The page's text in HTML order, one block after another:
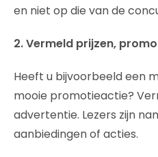
en niet op die van de
2. Vermeld prijzen,
Heeft u bijvoorbeeld een
mooie promotieactie?
advertentie. Lezers zijn
aanbiedingen of acties.